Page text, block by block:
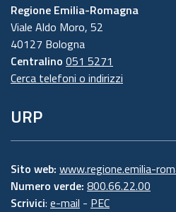
Regione Emilia-Romagna
Viale Aldo Moro, 52
40127 Bologna
Centralino 051 5271
Cerca telefoni o indirizzi
URP
Sito web: www.regione.emilia-
Numero verde: 800.66.22.00
Scrivici: e-mail - PEC